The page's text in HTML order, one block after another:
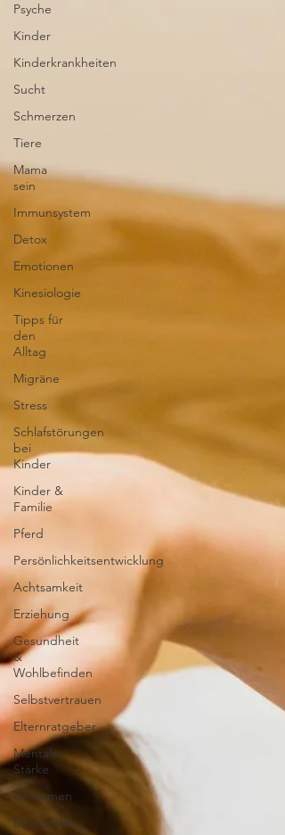
Psyche
Kinder
Kinderkrankheiten
Sucht
Schmerzen
Tiere
Mama
sein
Immunsystem
Detox
Emotionen
Kinesiologie
Tipps für
den
Alltag
Migräne
Stress
Schlafstörungen
bei
Kinder
Kinder &
Familie
Pferd
Persönlichkeitsentwicklung
Achtsamkeit
Erziehung
Gesundheit
&
Wohlbefinden
Selbstvertrauen
Elternratgeber
Mentale
Stärke
Ohrsamen
Bachblüten